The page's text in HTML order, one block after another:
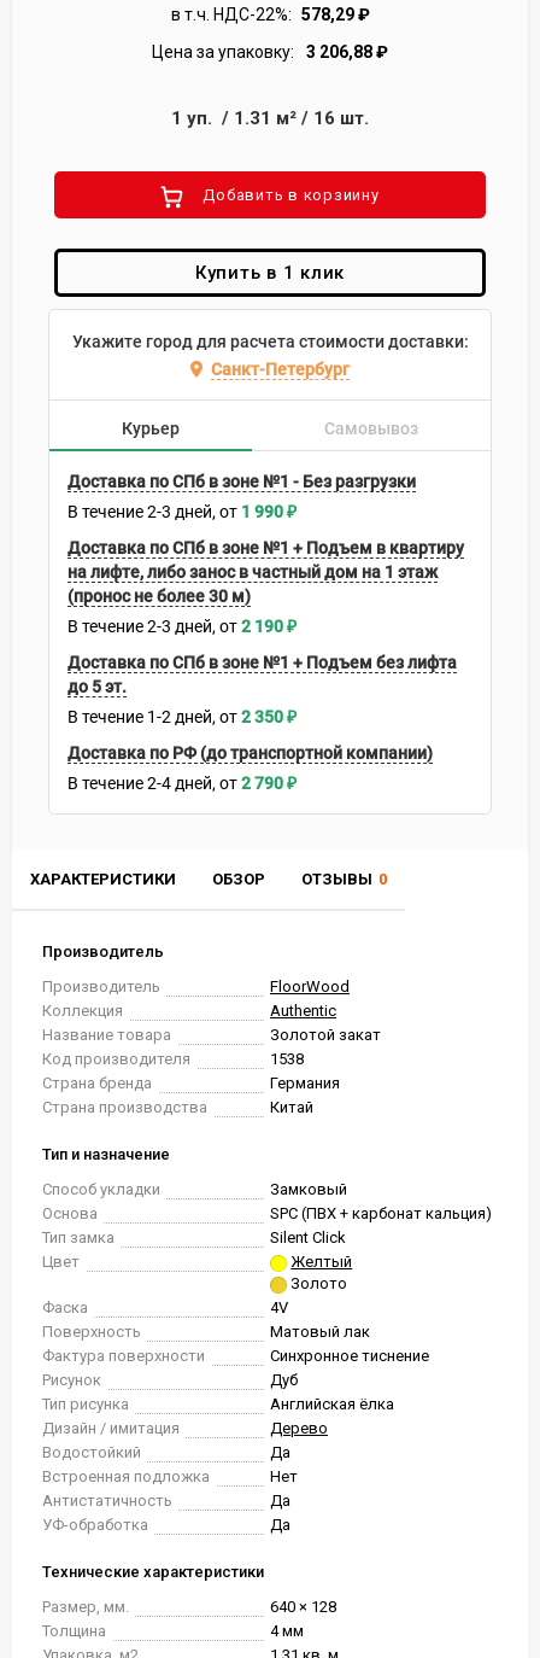
ХАРАКТЕРИСТИКИ ОБЗОР ОТЗЫВЫ 0
Производитель
Производитель
FloorWood
Коллекция
Authentic
Название товара
Золотой закат
Код производителя
1538
Страна бренда
Германия
Страна производства
Китай
Тип и назначение
Способ укладки
Замковый
Основа
SPC (ПВХ + карбонат кальция)
Тип замка
Silent Click
Цвет
Желтый
Золото
Фаска
4V
Поверхность
Матовый лак
Фактура поверхности
Синхронное тиснение
Рисунок
Дуб
Тип рисунка
Английская ёлка
Дизайн / имитация
Дерево
Водостойкий
Да
Встроенная подложка
Нет
Антистатичность
Да
УФ-обработка
Да
Технические характеристики
Размер, мм.
640 × 128
Толщина
4 мм
в т.ч. НДС-22%: 578,29₽
Цена за упаковку:
3 206,88₽
1 уп. / 1.31 м² / 16 шт.
Добавить в корзиину
Купить в 1 клик
Укажите город для расчета стоимости доставки:
Санкт-Петербург
Курьер Самовывоз
Доставка по СПб в зоне №1 - Без разгрузки
В течение2-3 дней 1 990₽
Доставка по СПб в зоне №1 + Подъем в квартиру
на лифте, либо занос в частный дом на 1 этаж
(пронос не более 30 м)
В течение2-3 дней 2 190₽
Доставка по СПб в зоне №1 + Подъем без лифта
до 5 эт.
В течение 1-2 дней 2 350₽
Доставка по РФ (до транспортной компании)
В течение2-4 дней 2 790₽